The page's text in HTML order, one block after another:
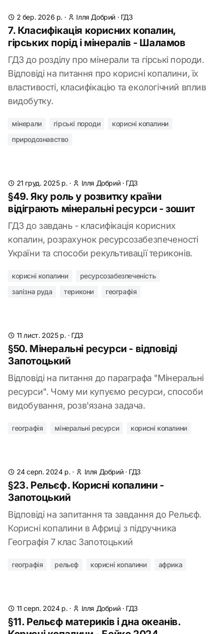
2 бер. 2026 р. · Ілля Добрий · ГДЗ
7. Класифікація корисних копалин,
гірських порід і мінералів - Шаламов
ГДЗ до розділу про мінерали та гірські породи.
Відповіді на питання про корисні копалини, їх
властивості, класифікацію та екологічний вплив
видобутку.
мінерали гірські породи
корисні копалини
природознавство
21 груд. 2025 р. · Ілля Добрий· ГДЗ
§49. Яку роль у розвитку країни
відіграють мінеральні ресурси - зошит
ГДЗ до завдань - класифікація корисних
копалин, розрахунок ресурсозабезпеченості
України та способи рекультивації териконів.
корисні копалини
ресурсозабезпеченість
залізна руда
терикони географія
11 лист. 2025 р. · ГДЗ
§50. Мінеральні ресурси - відповіді
Запотоцький
Відповіді на питання до параграфа "Мінеральні
ресурси". Чому ми купуємо ресурси, способи
видобування, розв'язана задача.
географія мінеральні ресурси корисні копалини
24 серп. 2024 р. · Ілля Добрий· ГДЗ
§23. Рельєф. Корисні копалини -
Запотоцький
Відповіді на запитання та завдання до Рельєф.
Корисні копалини в Африці з підручника
Географія 7 клас Запотоцький
географія рельєф корисні копалини африка
11 серп. 2024 р. · Ілля Добрий· ГДЗ
§11. Рельєф материків і дна океанів.